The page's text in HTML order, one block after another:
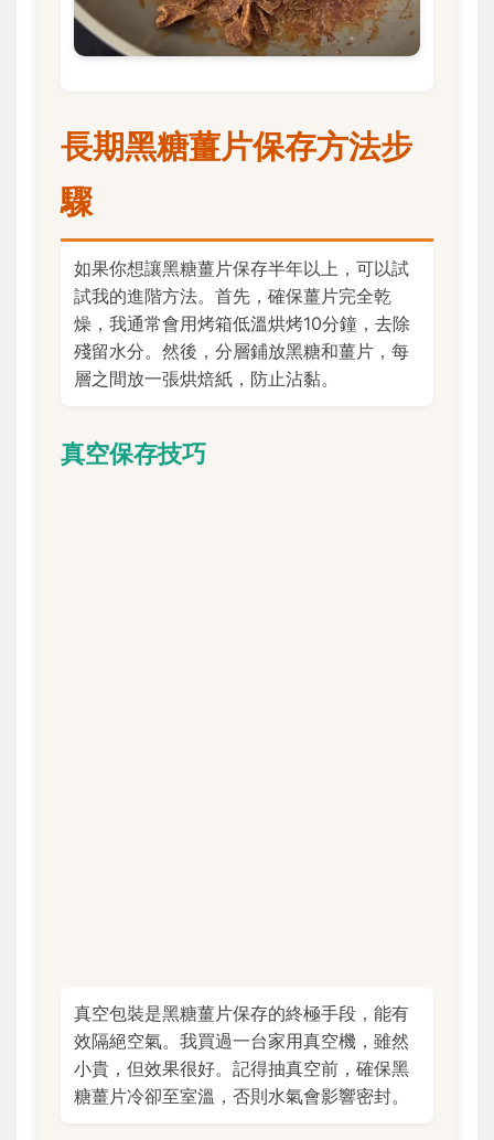
長期黑糖薑片保存方法步
驟
如果你想讓黑糖薑片保存半年以上，可以試
試我的進階方法。首先，確保薑片完全乾
燥，我通常會用烤箱低溫烘烤10分鐘，去除
殘留水分。然後，分層鋪放黑糖和薑片，每
層之間放一張烘焙紙，防止沾黏。
真空保存技巧
真空包裝是黑糖薑片保存的終極手段，能有
效隔絕空氣。我買過一台家用真空機，雖然
小貴，但效果很好。記得抽真空前，確保黑
糖薑片冷卻至室溫，否則水氣會影響密封。